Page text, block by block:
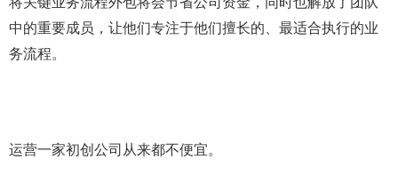
中的重要成员，让他们专注于他们擅长的、最适合执行的业
务流程。
运营一家初创公司从来都不便宜。